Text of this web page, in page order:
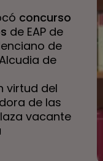
concurso
de EAP de
de
de
virtud del
de las
vacante